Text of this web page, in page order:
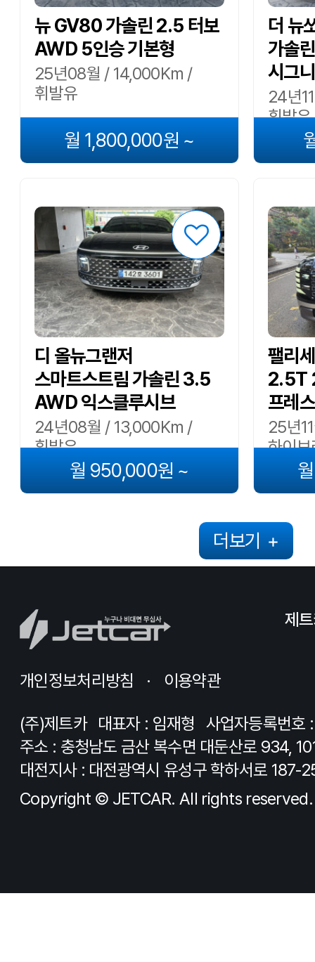
뉴 GV80 가솔린 2.5 터보
AWD 5인승 기본형
25년08월 / 14,000Km /
휘발유
월 1,800,000원 ~
더 뉴
가솔
시그
24년
휘발유
디 올뉴그랜저
스마트스트림 가솔린 3.5
AWD 익스클루시브
24년08월 / 13,000Km /
휘발유
월 950,000원 ~
팰리
2.5T
프레
25년
하이브
더보기 +
제
개인정보처리방침 이용약관
(주)제트카 대표자 : 임재형
사업자등록번
주소 : 충청남도 금산 복수면 대둔산로 934,
대전지사 : 대전광역시 유성구 학하서로 187-
Copyright © JETCAR. All rights reserved.